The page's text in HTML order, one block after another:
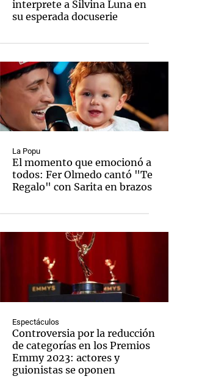
interprete a Silvina Luna en
su esperada docuserie
La Popu
El momento que emocionó a
todos: Fer Olmedo cantó "Te
Regalo" con Sarita en brazos
Espectáculos
Controversia por la reducción
de categorías en los Premios
Emmy 2023: actores y
guionistas se oponen
Notas